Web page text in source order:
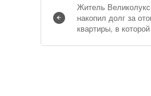
Житель
накопил долг за
квартиры, в